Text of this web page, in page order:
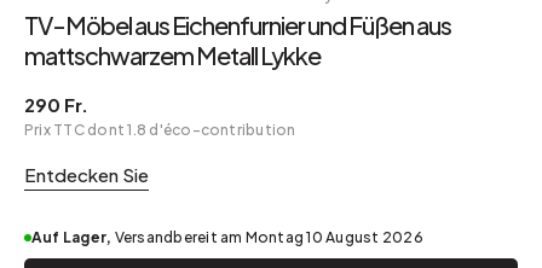
TV-Möbel aus Eichenfurnier und Füßen aus
mattschwarzem Metall Lykke
290 Fr.
Prix TTC dont 1.8 d'éco-contribution
Entdecken Sie
Auf Lager, Versandbereit am Montag 10 August 2026